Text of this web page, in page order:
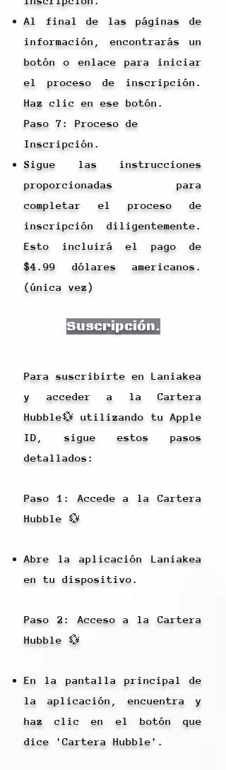
Al final de las páginas de
información, encontrarás un
botón o enlace para iniciar
el proceso de inscripción.
Haz clic en ese botón.
Paso 7: Proceso de
Inscripción.
Sigue las instrucciones
proporcionadas para
completar el proceso de
inscripción diligentemente.
Esto incluirá el pago de
$4.99 dólares americanos.
(única vez)
Suscripción.
Para suscribirte en Laniakea
y acceder a la Cartera
Hubble💱 utilizando tu Apple
ID, sigue estos pasos
detallados:
Paso 1: Accede a la Cartera
Hubble 💱
Abre la aplicación Laniakea
en tu dispositivo.
Paso 2: Acceso a la Cartera
Hubble 💱
En la pantalla principal de
la aplicación, encuentra y
haz clic en el botón que
dice 'Cartera Hubble'.